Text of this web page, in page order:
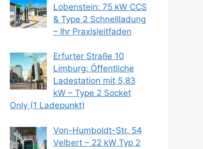
Lobenstein: 75 kW CCS
& Type 2 Schnellladung
– Ihr Praxisleitfaden
Erfurter Straße 10
Limburg: Öffentliche
Ladestation mit 5,83
kW – Type 2 Socket
Only (1 Ladepunkt)
Von-Humboldt-Str. 54
Velbert – 22 kW Typ 2